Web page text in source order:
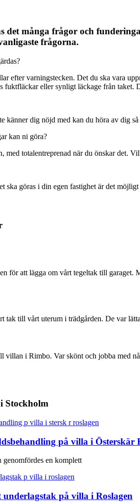
det många frågor och
frågorna.
efter varningstecken. Det du ska vara
fuktfläckar eller synligt läckage från taket.
känner dig nöjd med kan du höra av dig
kan ni göra?
med totalentreprenad när du önskar det.
ska göras i din egen fastighet är det
för att lägga om vårt tegeltak till garaget.
tak till vårt uterum i trädgården. De var
villan i Rimbo. Var skönt och jobba med
Stockholm
på villa i Österskär
genomfördes en komplett
på villa i Roslagen